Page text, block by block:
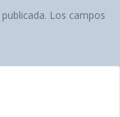
Los campos